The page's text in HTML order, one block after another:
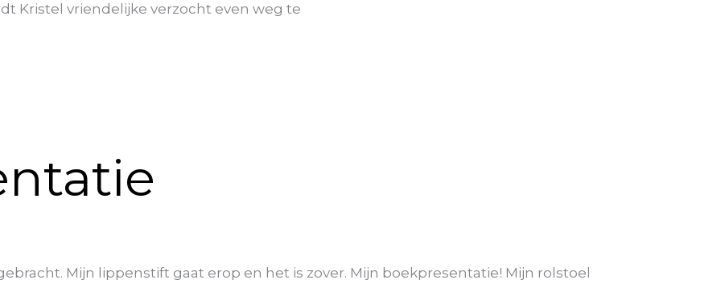
Kristel vriendelijke verzocht even weg te
Mijn lippenstift gaat erop en het is zover. Mijn boekpresentatie! Mijn rolstoel